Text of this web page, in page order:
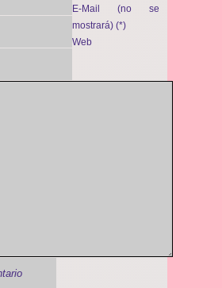
E-Mail (no se
mostrará) (*)
Web